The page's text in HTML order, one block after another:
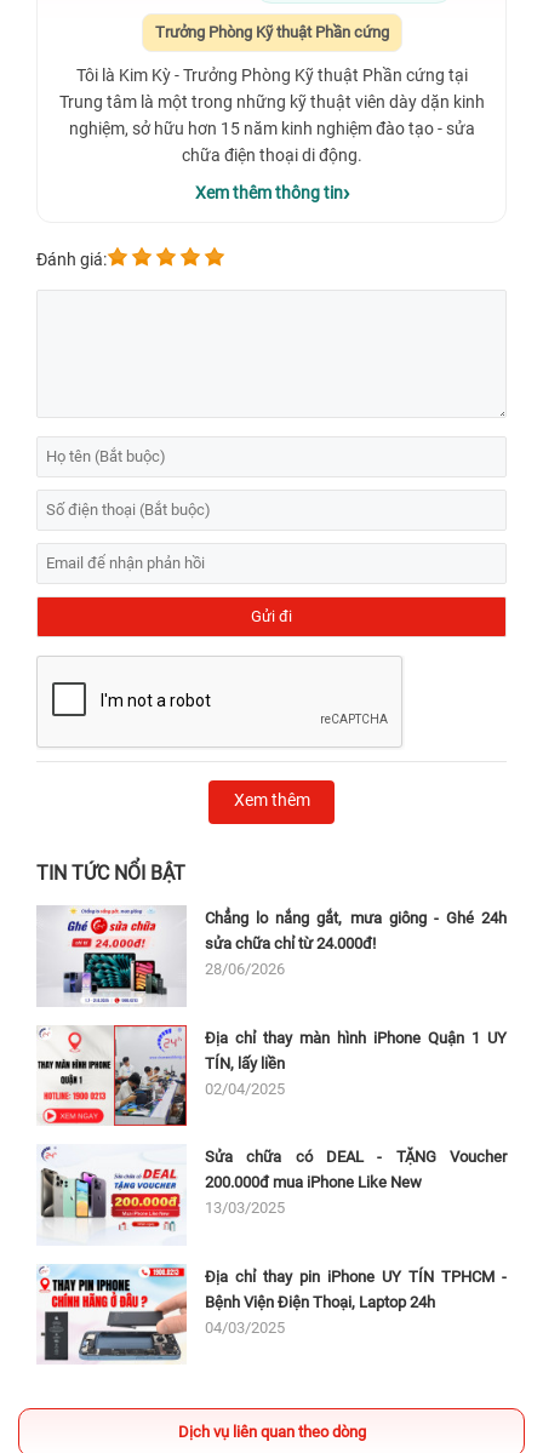
Trưởng Phòng Kỹ thuật Phần cứng
Tôi là Kim Kỳ - Trưởng Phòng Kỹ thuật Phần cứng tại
Trung tâm là một trong những kỹ thuật viên dày dặn kinh
nghiệm, sở hữu hơn 15 năm kinh nghiệm đào tạo - sửa
chữa điện thoại di động.
Xem thêm thông tin
Đánh giá:
Xem thêm
TIN TỨC NỔI BẬT
Chẳng lo nắng gắt, mưa giông - Ghé 24h
sửa chữa chỉ từ 24.000đ!
28/06/2026
Địa chỉ thay màn hình iPhone Quận 1 UY
TÍN, lấy liền
02/04/2025
Sửa chữa có DEAL - TẶNG Voucher
200.000đ mua iPhone Like New
13/03/2025
Địa chỉ thay pin iPhone UY TÍN TPHCM -
Bệnh Viện Điện Thoại, Laptop 24h
04/03/2025
Dịch vụ liên quan theo dòng